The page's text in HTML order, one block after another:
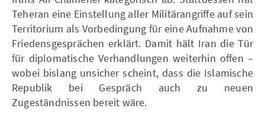
Teheran eine Einstellung aller Militärangriffe auf sein
Territorium als Vorbedingung für eine Aufnahme von
Friedensgesprächen erklärt. Damit hält Iran die Tür
für diplomatische Verhandlungen weiterhin offen –
wobei bislang unsicher scheint, dass die Islamische
Republik bei Gespräch auch zu neuen
Zugeständnissen bereit wäre.